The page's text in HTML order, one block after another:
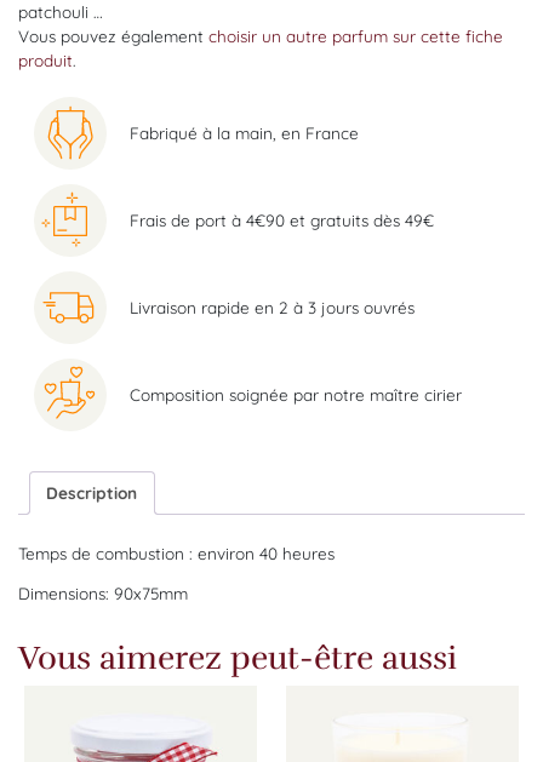
patchouli …
Vous pouvez également choisir un autre parfum sur cette fiche
produit.
Fabriqué à la main, en France
Frais de port à 4€90 et gratuits dès 49€
Livraison rapide en 2 à 3 jours ouvrés
Composition soignée par notre maître cirier
Description
Temps de combustion : environ 40 heures
Dimensions: 90x75mm
Vous aimerez peut-être aussi